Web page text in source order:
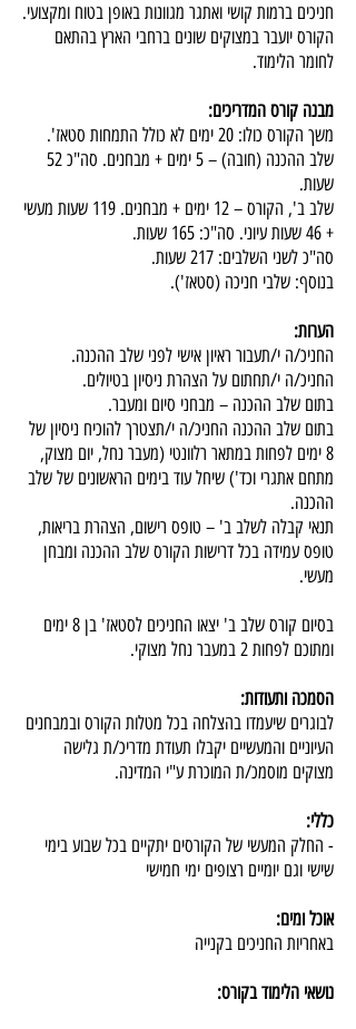
חניכים ברמות קושי ואתגר מגוונות באופן בטוח ומקצועי.
הקורס יועבר במצוקים שונים ברחבי הארץ בהתאם
לחומר הלימוד.
מבנה קורס המדריכים:
משך הקורס כולו: 20 ימים לא כולל התמחות סטאז'.
שלב ההכנה (חובה) – 5 ימים + מבחנים. סה"כ 52
שעות.
שלב ב', הקורס – 12 ימים + מבחנים. 119 שעות מעשי
+ 46 שעות עיוני. סה"כ: 165 שעות.
סה"כ לשני השלבים: 217 שעות.
בנוסף: שלבי חניכה (סטאז').
הערות:
החניכ/ה י/תעבור ראיון אישי לפני שלב ההכנה.
החניכ/ה י/תחתום על הצהרת ניסיון בטיולים.
בתום שלב ההכנה – מבחני סיום ומעבר.
בתום שלב ההכנה החניכ/ה י/תצטרך להוכיח ניסיון של
8 ימים לפחות במתאר רלוונטי (מעבר נחל, יום מצוק,
מתחם אתגרי וכד') שיחל עוד בימים הראשונים של שלב
ההכנה.
תנאי קבלה לשלב ב' – טופס רישום, הצהרת בריאות,
טופס עמידה בכל דרישות הקורס שלב ההכנה ומבחן
מעשי.
בסיום קורס שלב ב' יצאו החניכים לסטאז' בן 8 ימים
ומתוכם לפחות 2 במעבר נחל מצוקי.
הסמכה ותעודות:
לבוגרים שיעמדו בהצלחה בכל מטלות הקורס ובמבחנים
העיוניים והמעשיים יקבלו תעודת מדריכ/ת גלישה
מצוקים מוסמכ/ת המוכרת ע"י המדינה.
כללי:
- החלק המעשי של הקורסים יתקיים בכל שבוע בימי
שישי וגם יומיים רצופים ימי חמישי
אוכל ומים:
באחריות החניכים בקנייה
נושאי הלימוד בקורס: